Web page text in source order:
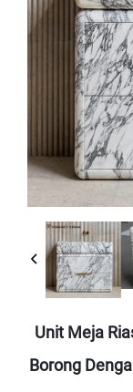
Unit Meja
Borong